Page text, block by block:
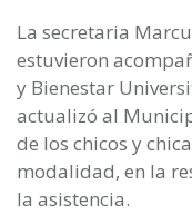
La secretaria
estuvieron
y Bienestar
actualizó al
de los chicos y
modalidad, en la
la asistencia.